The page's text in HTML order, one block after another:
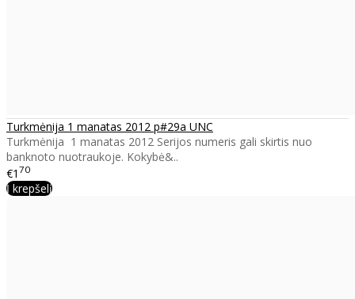
Turkmėnija 1 manatas 2012 p#29a UNC
Turkmėnija 1 manatas 2012 Serijos numeris gali skirtis nuo
banknoto nuotraukoje. Kokybė&..
€1 70
Į krepšelį